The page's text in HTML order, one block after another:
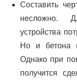
Составить
несложно.
устройства
Но и бетона
Однако при
получится